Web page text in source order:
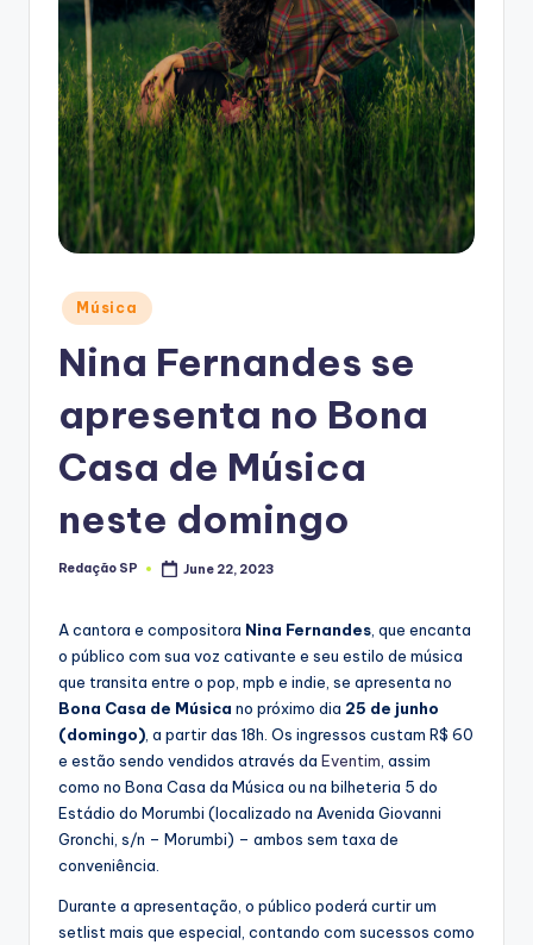
Posted
in
Música
Nina Fernandes se
apresenta no Bona
Casa de Música
neste domingo
Posted
Redação SP June 22, 2023
A cantora e compositora Nina Fernandes , que encanta
o público com sua voz cativante e seu estilo de música
que transita entre o pop, mpb e indie, se apresenta no
Bona Casa de Música no próximo dia 25 de junho
(domingo) , a partir das 18h. Os ingressos custam R$ 60
e estão sendo vendidos através da Eventim , assim
como no Bona Casa da Música ou na bilheteria 5 do
Estádio do Morumbi (localizado na Avenida Giovanni
Gronchi, s/n – Morumbi) – ambos sem taxa de
conveniência.
Durante a apresentação, o público poderá curtir um
setlist mais que especial, contando com sucessos como